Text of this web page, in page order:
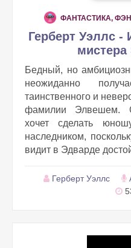
ФАНТАСТИКА,
Герберт Уэллс -
Бедный, но
неожиданно
таинственного и
фамилии Элвешем.
хочет сделать
наследником,
видит в Эдварде
Герберт Уэллс